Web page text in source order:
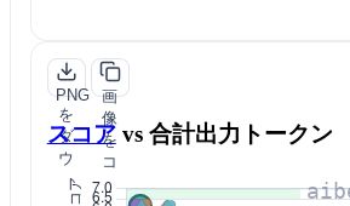
PNG
を
ダ
ウ
ン
ロ
画
像
を
コ
ピ
スコア vs合計出力トークン